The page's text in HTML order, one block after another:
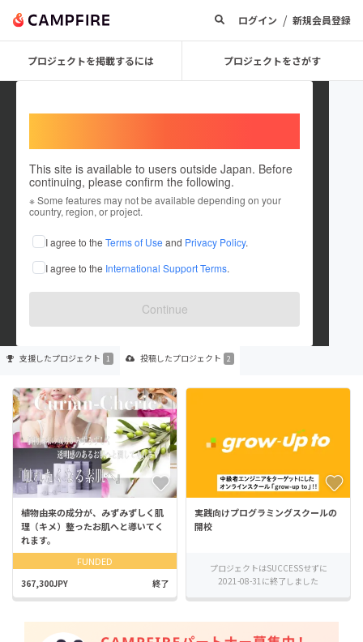
ログイン / 新規会員登録
プロジェクトを掲載するには プロジェクトをさがす
This site is available to users outside Japan. Before
continuing, please confirm the following.
※ Some features may not be available depending on your
country, region, or project.
I agree to the Terms of Use and Privacy Policy.
I agree to the International Support Terms.
Continue
Shigetoshi mita
これまでに1回支援して2件のプロジェクトを投稿しています
在住国：未設定
出身国：未設定
支援したプロジェクト 1 投稿したプロジェクト 2
植物由来の成分が、みずみずしく肌
理（キメ）整ったお肌へと導いてく
れます。
FUNDED
367,300JPY 終了
実践向けプログラミングスクールの
開校
プロジェクトはSUCCESSせずに
2021-08-31に終了しました